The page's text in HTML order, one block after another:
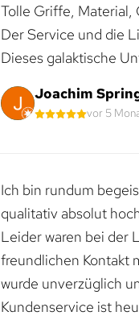
Tolle Griffe, Material,
Der Service und die
Dieses galaktische
Joachim
vor 5
Ich bin rundum
qualitativ absolut
Leider waren bei der
freundlichen Kontakt
wurde unverzüglich
Kundenservice ist